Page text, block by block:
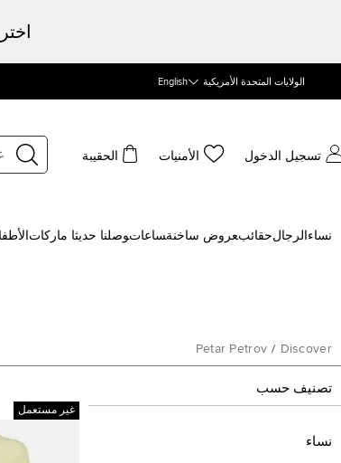
الولايات المتحدة الأمريكية English
تسجيل الدخول الأمنيات الحقيبة
نساء الرجالحقائب‍عروض ساخنة‍ساعات‍وصلنا حديثا ‍ ماركات
Discover
/
Petar Petrov
تصنيف حسب
نساء
غير مستعمل